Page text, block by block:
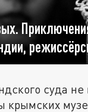
суда не
крымских